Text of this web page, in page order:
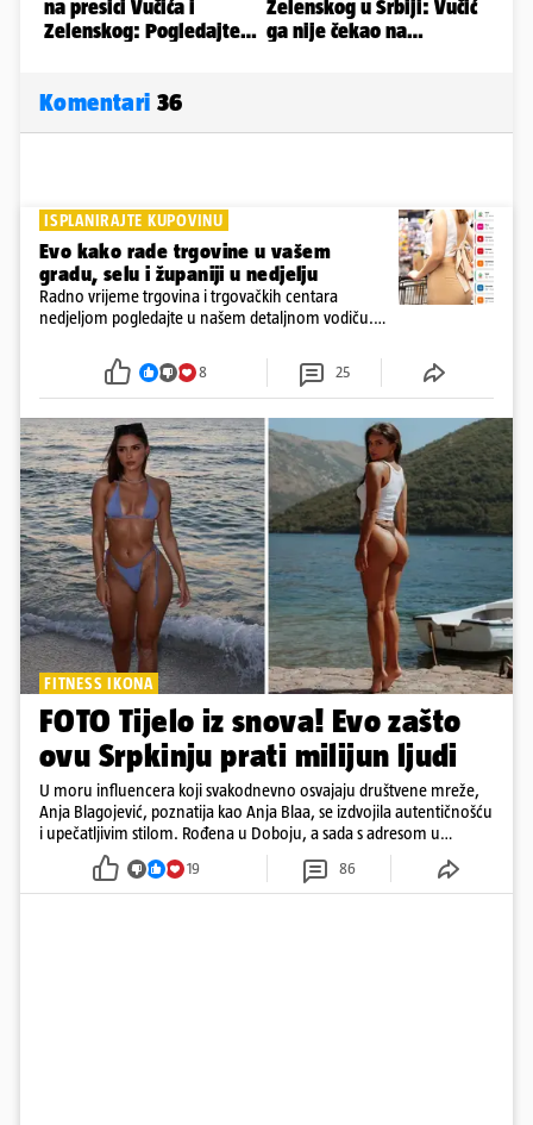
Komentari 36
ISPLANIRAJTE KUPOVINU
Evo kako rade trgovine u vašem
gradu, selu i županiji u nedjelju
Radno vrijeme trgovina i trgovačkih centara
nedjeljom pogledajte u našem detaljnom vodiču.
i šoping centri sami biraju koje će to nedjelje biti
8 25
FITNESS IKONA
FOTO Tijelo iz snova! Evo zašto
ovu Srpkinju prati milijun ljudi
U moru influencera koji svakodnevno osvajaju društvene mreže,
Anja Blagojević, poznatija kao Anja Blaa, se izdvojila autentičnošću
i upečatljivim stilom. Rođena u Doboju, a sada s adresom u
Dubaiju, Anja je spoj glamura, discipline i mladenačke energije
19 86